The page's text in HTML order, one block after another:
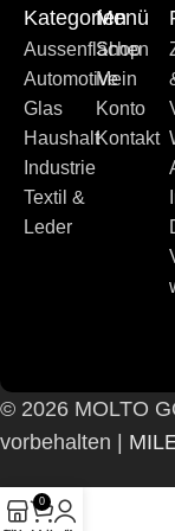
Produktpalette
über
Häufige Fragen
Welche
Für Küche und
oder
Kalklösekraft.
Glasreiniger,
zur Verfügung.
Konzentrate,
Kategorien
Aussenflächen
Automotive
Glas
Haushalt
Industrie
Textil &
Leder
Menü
Shop
Mein
Konto
Kontakt
© 2026 MOLTO
vorbehalten |
0